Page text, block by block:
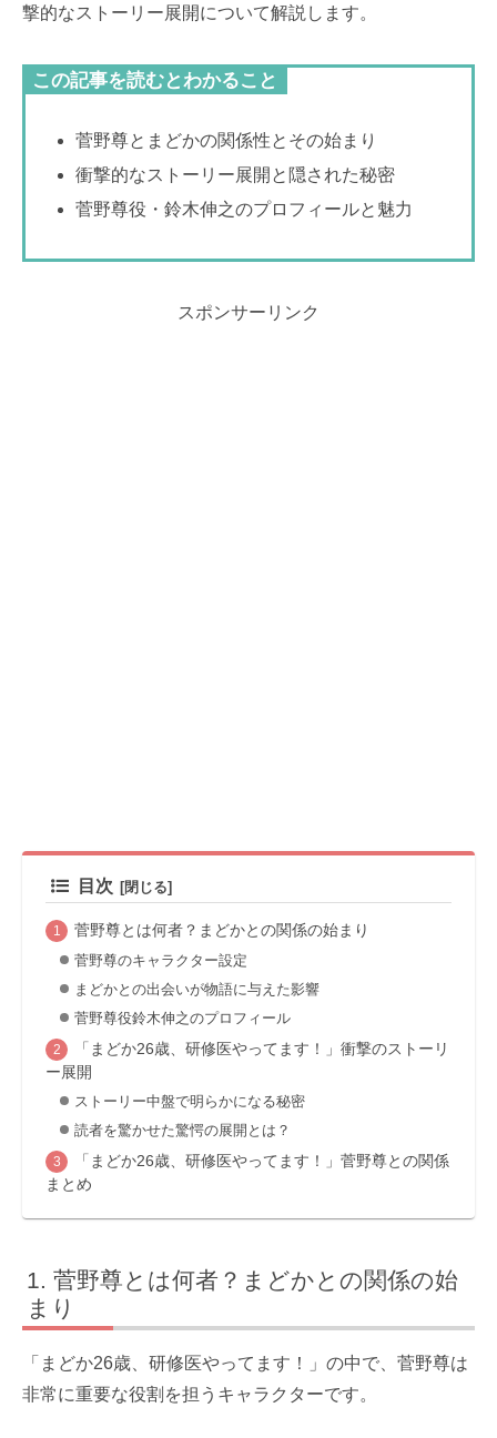
撃的なストーリー展開について解説します。
この記事を読むとわかること
菅野尊とまどかの関係性とその始まり
衝撃的なストーリー展開と隠された秘密
菅野尊役・鈴木伸之のプロフィールと魅力
スポンサーリンク
目次
菅野尊とは何者？まどかとの関係の始まり
菅野尊のキャラクター設定
まどかとの出会いが物語に与えた影響
菅野尊役鈴木伸之のプロフィール
「まどか26歳、研修医やってます！」衝撃のストーリ
ー展開
ストーリー中盤で明らかになる秘密
読者を驚かせた驚愕の展開とは？
「まどか26歳、研修医やってます！」菅野尊との関係
まとめ
菅野尊とは何者？まどかとの関係の始
まり
「まどか26歳、研修医やってます！」の中で、菅野尊は
非常に重要な役割を担うキャラクターです。